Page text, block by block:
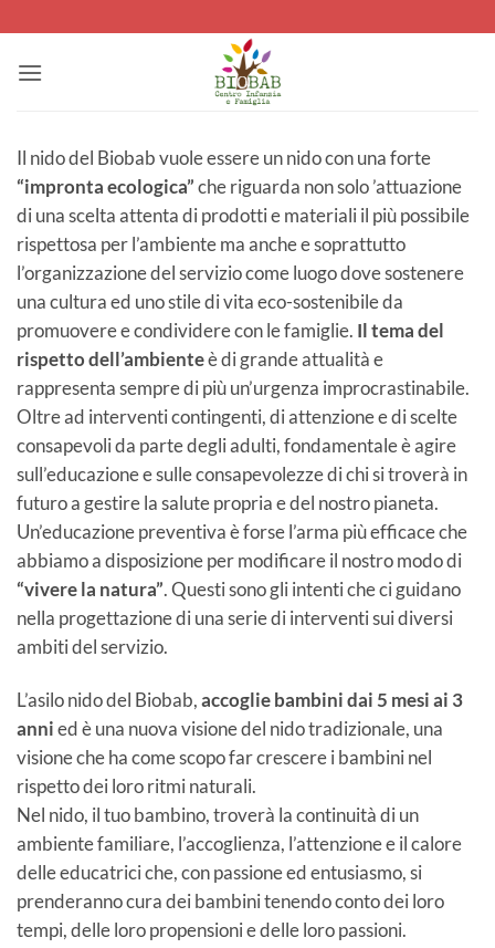
contenuti
Il nido del Biobab vuole essere un nido con una forte
“impronta ecologica”che riguarda non solo ’attuazione
di una scelta attenta di prodotti e materiali il più possibile
rispettosa per l’ambiente ma anche e soprattutto
l’organizzazione del servizio come luogo dove sostenere
una cultura ed uno stile di vita eco-sostenibile da
promuovere e condividere con le famiglie. Il tema del
rispetto dell’ambienteè di grande attualità e
rappresenta sempre di più un’urgenza improcrastinabile.
Oltre ad interventi contingenti, di attenzione e di scelte
consapevoli da parte degli adulti, fondamentale è agire
sull’educazione e sulle consapevolezze di chi si troverà in
futuro a gestire la salute propria e del nostro pianeta.
Un’educazione preventiva è forse l’arma più efficace che
abbiamo a disposizione per modificare il nostro modo di
“vivere la natura”. Questi sono gli intenti che ci guidano
nella progettazione di una serie di interventi sui diversi
ambiti del servizio.
L’asilo nido del Biobab,accoglie bambini dai 5 mesi ai 3
annied è una nuova visione del nido tradizionale, una
visione che ha come scopo far crescere i bambini nel
rispetto dei loro ritmi naturali.
Nel nido, il tuo bambino, troverà la continuità di un
ambiente familiare, l’accoglienza, l’attenzione e il calore
delle educatrici che, con passione ed entusiasmo, si
prenderanno cura dei bambini tenendo conto dei loro
tempi, delle loro propensioni e delle loro passioni.